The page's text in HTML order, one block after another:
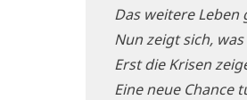
Das wei­te­re Leben
Nun zeigt sich,
Erst die Kri­sen
Eine neue Chan­ce